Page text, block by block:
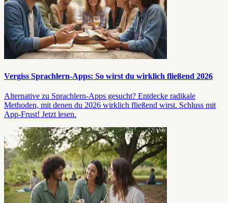
Vergiss Sprachlern-Apps: So wirst du wirklich fließend 2026
Alternative zu Sprachlern-Apps gesucht? Entdecke radikale
Methoden, mit denen du 2026 wirklich fließend wirst. Schluss mit
App-Frust! Jetzt lesen.